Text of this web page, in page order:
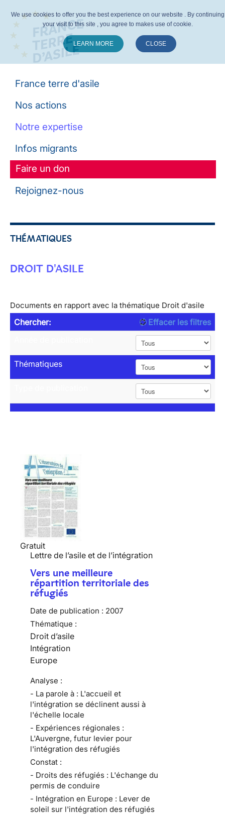
France terre d'asile
Nos actions
Notre expertise
Infos migrants
Faire un don
Rejoignez-nous
THÉMATIQUES
DROIT D'ASILE
Documents en rapport avec la thématique Droit d'asile
Chercher:
Effacer les filtres
Thématiques
Gratuit
Lettre de l’asile et de l’intégration
Vers une meilleure
répartition territoriale des
réfugiés
Date de publication : 2007
Thématique :
Droit d’asile
Intégration
Europe
Analyse :
- La parole à : L'accueil et
l'intégration se déclinent aussi à
l'échelle locale
- Expériences régionales :
L'Auvergne, futur levier pour
l'intégration des réfugiés
Constat :
- Droits des réfugiés : L'échange du
permis de conduire
- Intégration en Europe : Lever de
soleil sur l'intégration des réfugiés
We use cookies to offer you the best experience on our website . By continuing
your visit to this site , you agree to makes use of cookie.
LEARN MORE CLOSE